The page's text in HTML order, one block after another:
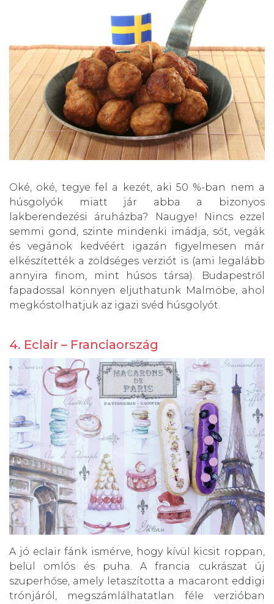
Oké, oké, tegye fel a kezét, aki 50 %-ban nem a
húsgolyók miatt jár abba a bizonyos
lakberendezési áruházba? Naugye! Nincs ezzel
semmi gond, szinte mindenki imádja, sőt, vegák
és vegánok kedvéért igazán figyelmesen már
elkészítették a zöldséges verziót is (ami legalább
annyira finom, mint húsos társa). Budapestről
fapadossal könnyen eljuthatunk Malmöbe, ahol
megkóstolhatjuk az igazi svéd húsgolyót.
4. Eclair – Franciaország
A jó eclair fánk ismérve, hogy kívül kicsit roppan,
belül omlós és puha. A francia cukrászat új
szuperhőse, amely letaszította a macaront eddigi
trónjáról, megszámlálhatatlan féle verzióban